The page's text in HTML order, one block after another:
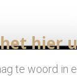
hier
te woord in